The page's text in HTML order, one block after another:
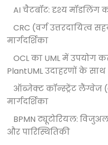
AI चैटबॉट: दृश्य मॉडलिंग
CRC (वर्ग उत्तरदायित्व
मार्गदर्शिका
OCL का UML में उपयोग
PlantUML उदाहरणों के साथ
ऑब्जेक्ट कॉन्स्ट्रेंट लैंग्वेज
मार्गदर्शिका
BPMN ट्यूटोरियल:
और पारिस्थितिकी